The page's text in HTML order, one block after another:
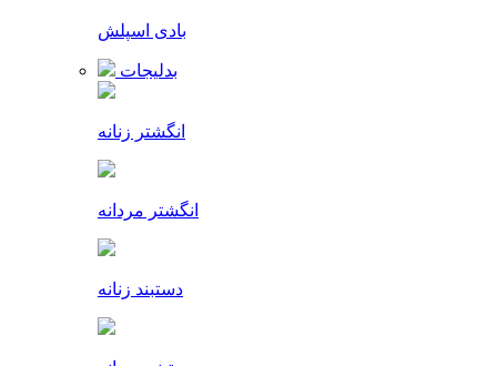
بادی اسپلش
بدلیجات
انگشتر زنانه
انگشتر مردانه
دستبند زنانه